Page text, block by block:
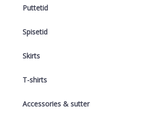
Puttetid
Spisetid
Skirts
T-shirts
Accessories & sutter